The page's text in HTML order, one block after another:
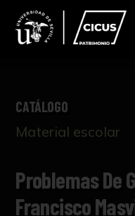
CATÁLOGO
Material escolar
Problemas De
Francisco